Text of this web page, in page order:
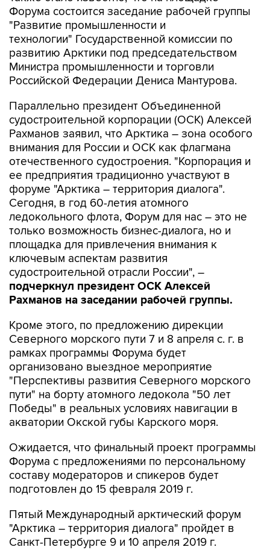
Форума состоится заседание рабочей группы
"Развитие промышленности и
технологии" Государственной комиссии по
развитию Арктики под председательством
Министра промышленности и торговли
Российской Федерации Дениса Мантурова.
Параллельно президент Объединенной
судостроительной корпорации (ОСК) Алексей
Рахманов заявил, что Арктика – зона особого
внимания для России и ОСК как флагмана
отечественного судостроения. "Корпорация и
ее предприятия традиционно участвуют в
форуме "Арктика – территория диалога".
Сегодня, в год 60-летия атомного
ледокольного флота, Форум для нас – это не
только возможность бизнес-диалога, но и
площадка для привлечения внимания к
ключевым аспектам развития
судостроительной отрасли России", –
подчеркнул президент ОСК Алексей
Рахманов на заседании рабочей группы.
Кроме этого, по предложению дирекции
Северного морского пути 7 и 8 апреля с. г. в
рамках программы Форума будет
организовано выездное мероприятие
"Перспективы развития Северного морского
пути" на борту атомного ледокола "50 лет
Победы" в реальных условиях навигации в
акватории Окской губы Карского моря.
Ожидается, что финальный проект программы
Форума с предложениями по персональному
составу модераторов и спикеров будет
подготовлен до 15 февраля 2019 г.
Пятый Международный арктический форум
"Арктика – территория диалога" пройдет в
Санкт-Петербурге 9 и 10 апреля 2019 г.